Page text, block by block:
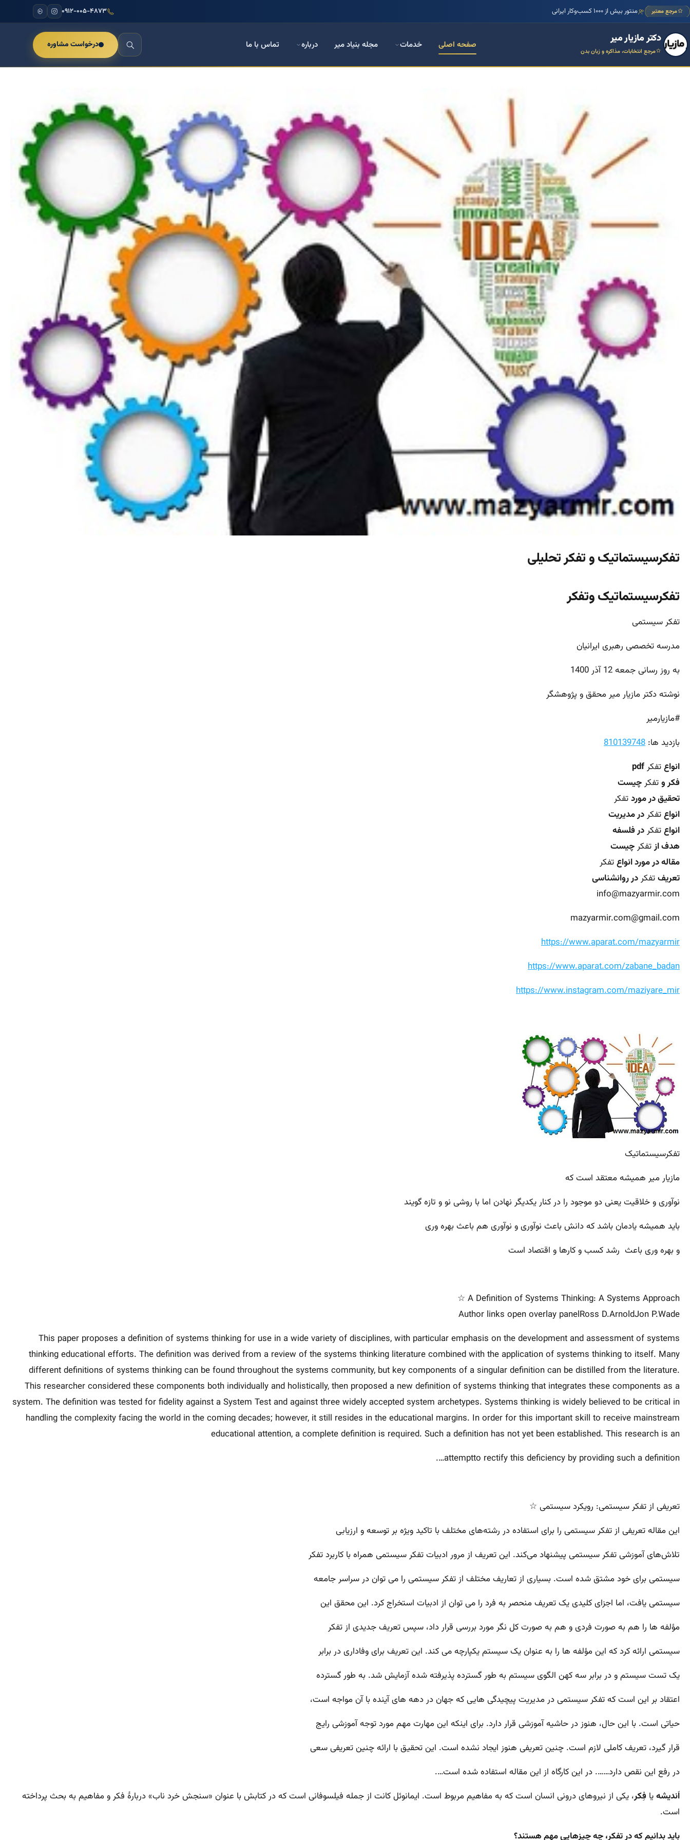
مرجع معتبر مرجع تخصصی زبان بدن و فنون مذاکره ایران ۰۹۱۲-۰۰۵-۴۸۷۳
دکتر مازیار میر
مرجع انتخابات، مذاکره و زبان بدن
صفحه اصلی خدمات مجله بنیاد میر درباره تماس با ما درخواست مشاوره
تفکرسیستماتیک و تفکر تحلیلی
تفکرسیستماتیک وتفکر
تفکر سیستمی
مدرسه تخصصی رهبری ایرانیان
به روز رسانی جمعه 12 آذر 1400
نوشته دکتر مازیار میر محقق و پژوهشگر
#مازیارمیر
بازدید ها: 810139748
انواعتفکر pdf
فکر وتفکر چیست
تحقیق در موردتفکر
انواعتفکر در مدیریت
انواعتفکر در فلسفه
هدف ازتفکر چیست
مقاله در مورد انواعتفکر
تعریفتفکر در روانشناسی
info@mazyarmir.com
mazyarmir.com@gmail.com
https://www.aparat.com/mazyarmir
https://www.aparat.com/zabane_badan
https://www.instagram.com/maziyare_mir
تفکرسیستماتیک
مازیار میر همیشه معتقد است که
نوآوری و خلاقیت یعنی دو موجود را در کنار یکدیگر نهادن اما با روشی نو و تازه گویند
باید همیشه یادمان باشد که دانش باعث نوآوری و نوآوری هم باعث بهره وری
و بهره وری باعث رشد کسب و کارها و اقتصاد است
A Definition of Systems Thinking: A Systems Approach ☆
Author links open overlay panelRoss D.ArnoldJon P.Wade
This paper proposes a definition of systems thinking for use in a wide variety of disciplines, with particular emphasis on the development and assessment of systems
thinking educational efforts. The definition was derived from a review of the systems thinking literature combined with the application of systems thinking to itself. Many
different definitions of systems thinking can be found throughout the systems community, but key components of a singular definition can be distilled from the literature.
This researcher considered these components both individually and holistically, then proposed a new definition of systems thinking that integrates these components as a
system. The definition was tested for fidelity against a System Test and against three widely accepted system archetypes. Systems thinking is widely believed to be critical in
handling the complexity facing the world in the coming decades; however, it still resides in the educational margins. In order for this important skill to receive mainstream
educational attention, a complete definition is required. Such a definition has not yet been established. This research is an
attemptto rectify this deficiency by providing such a definition….
تعریفی از تفکر سیستمی: رویکرد سیستمی ☆
این مقاله تعریفی از تفکر سیستمی را برای استفاده در رشته‌های مختلف با تاکید ویژه بر توسعه و ارزیابی
تلاش‌های آموزشی تفکر سیستمی پیشنهاد می‌کند. این تعریف از مرور ادبیات تفکر سیستمی همراه با کاربرد تفکر
سیستمی برای خود مشتق شده است. بسیاری از تعاریف مختلف از تفکر سیستمی را می توان در سراسر جامعه
سیستمی یافت، اما اجزای کلیدی یک تعریف منحصر به فرد را می توان از ادبیات استخراج کرد. این محقق این
مؤلفه ها را هم به صورت فردی و هم به صورت کل نگر مورد بررسی قرار داد، سپس تعریف جدیدی از تفکر
سیستمی ارائه کرد که این مؤلفه ها را به عنوان یک سیستم یکپارچه می کند. این تعریف برای وفاداری در برابر
یک تست سیستم و در برابر سه کهن الگوی سیستم به طور گسترده پذیرفته شده آزمایش شد. به طور گسترده
اعتقاد بر این است که تفکر سیستمی در مدیریت پیچیدگی هایی که جهان در دهه های آینده با آن مواجه است،
حیاتی است. با این حال، هنوز در حاشیه آموزشی قرار دارد. برای اینکه این مهارت مهم مورد توجه آموزشی رایج
قرار گیرد، تعریف کاملی لازم است. چنین تعریفی هنوز ایجاد نشده است. این تحقیق با ارائه چنین تعریفی سعی
در رفع این نقص دارد……. در این کارگاه از این مقاله استفاده شده است….
اَندیشهیا فِکر، یکی از نیروهای درونی انسان است که به مفاهیم مربوط است. ایمانوئل کانت از جمله فیلسوفانی است که در کتابش با عنوان «سنجش خرد ناب» دربارهٔ فکر و مفاهیم به بحث پرداخته
است.
باید بدانیم که در تفکر، چه چیزهایی مهم هستند؟